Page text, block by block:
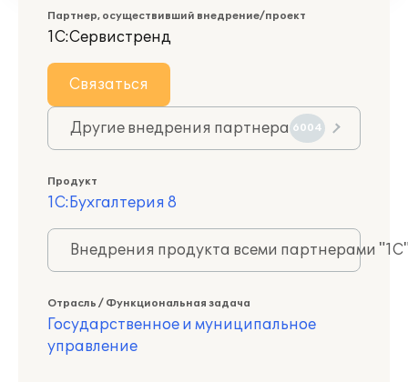
Партнер, осуществивший внедрение/проект
1С:Сервистренд
Связаться
Другие внедрения партнера 6004
Продукт
1С:Бухгалтерия 8
Внедрения продукта всеми партнерами
Отрасль / Функциональная задача
Государственное и муниципальное
управление